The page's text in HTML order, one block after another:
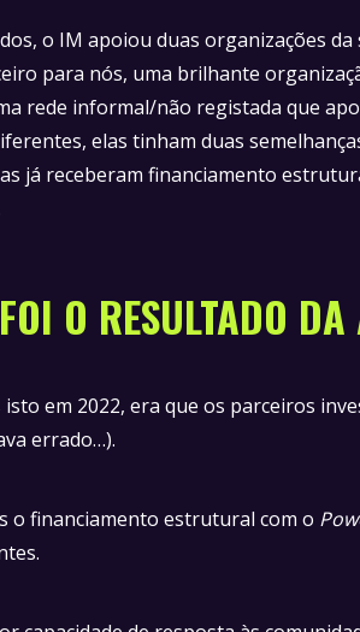
o IM apoiou duas organizações da
para nós, uma brilhante
rede informal/não registada que
elas tinham duas
já receberam financiamento
O RESULTADO
em 2022, era que os parceiros
errado…).
o financiamento estrutural com o